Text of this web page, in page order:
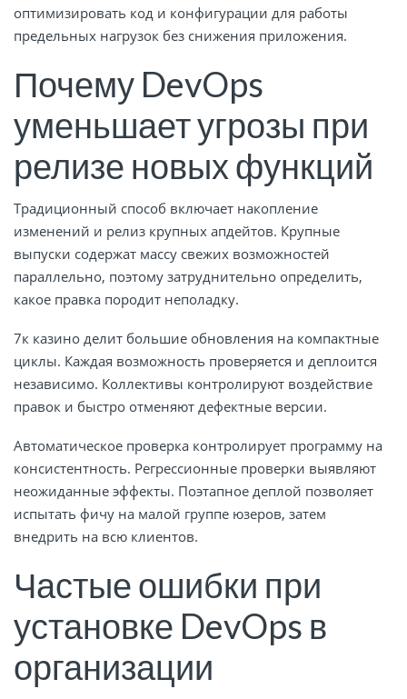
оптимизировать код и конфигурации для работы
предельных нагрузок без снижения приложения.
Почему DevOps
уменьшает угрозы при
релизе новых функций
Традиционный способ включает накопление
изменений и релиз крупных апдейтов. Крупные
выпуски содержат массу свежих возможностей
параллельно, поэтому затруднительно определить,
какое правка породит неполадку.
7к казино делит большие обновления на компактные
циклы. Каждая возможность проверяется и деплоится
независимо. Коллективы контролируют воздействие
правок и быстро отменяют дефектные версии.
Автоматическое проверка контролирует программу на
консистентность. Регрессионные проверки выявляют
неожиданные эффекты. Поэтапное деплой позволяет
испытать фичу на малой группе юзеров, затем
внедрить на всю клиентов.
Частые ошибки при
установке DevOps в
организации